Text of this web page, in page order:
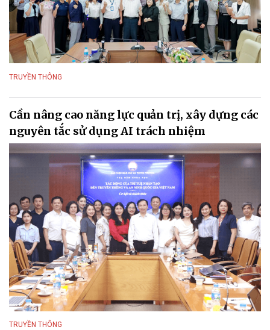
TRUYỀN THÔNG
Cần nâng cao năng lực quản trị, xây dựng các
nguyên tắc sử dụng AI trách nhiệm
TRUYỀN THÔNG